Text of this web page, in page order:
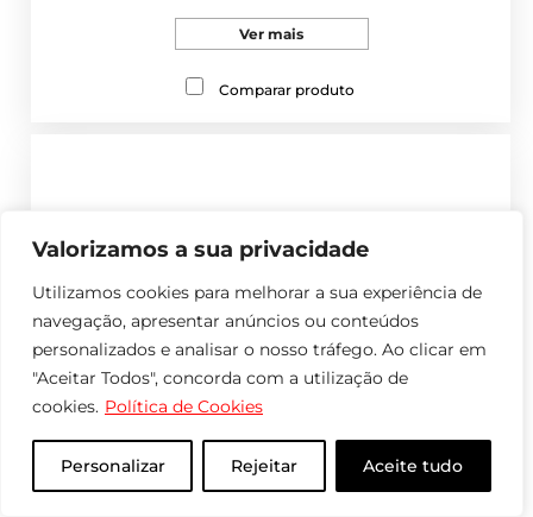
Valorizamos a sua privacidade
Utilizamos cookies para melhorar a sua experiência de
navegação, apresentar anúncios ou conteúdos
personalizados e analisar o nosso tráfego. Ao clicar em
"Aceitar Todos", concorda com a utilização de
cookies. Política de Cookies
Personalizar Rejeitar Aceite tudo
Ver mais
Comparar produto